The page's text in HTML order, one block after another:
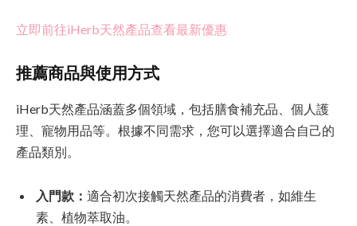
立即前往iHerb天然產品查看最新優惠
推薦商品與使用方式
iHerb天然產品涵蓋多個領域，包括膳食補充品、個人護
理、寵物用品等。根據不同需求，您可以選擇適合自己的
產品類別。
入門款： 適合初次接觸天然產品的消費者，如維生
素、植物萃取油。